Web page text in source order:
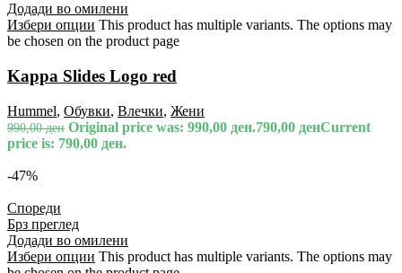
Додади во омилени
Избери опции This product has multiple variants. The options may
be chosen on the product page
Kappa Slides Logo red
Hummel, Обувки, Влечки, Жени
990,00ден Original price was: 990,00 ден.790,00 денCurrent
price is: 790,00 ден.
-47%
Спореди
Брз преглед
Додади во омилени
Избери опции This product has multiple variants. The options may